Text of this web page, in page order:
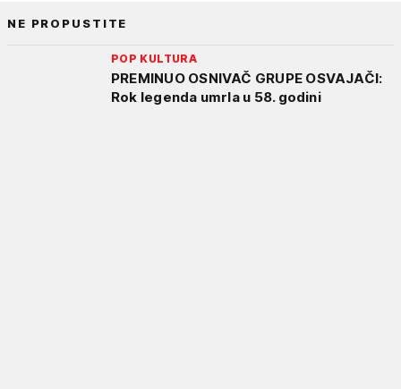
NE PROPUSTITE
POP KULTURA
PREMINUO OSNIVAČ GRUPE OSVAJAČI:
Rok legenda umrla u 58. godini